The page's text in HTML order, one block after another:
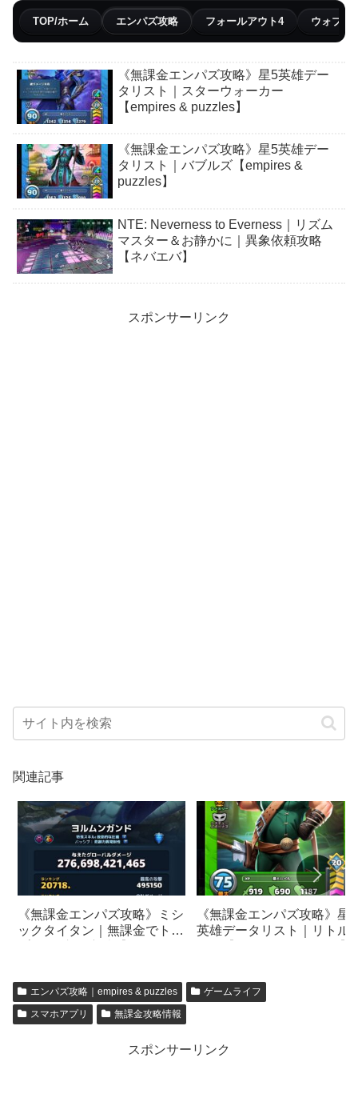
TOP/ホーム エンパズ攻略 フォールアウト4 ウォブリ
《無課金エンパズ攻略》星5英雄デー
タリスト｜スターウォーカー
【empires & puzzles】
《無課金エンパズ攻略》星5英雄デー
タリスト｜バブルズ【empires &
puzzles】
NTE: Neverness to Everness｜リズム
マスター＆お静かに｜異象依頼攻略
【ネバエバ】
スポンサーリンク
関連記事
《無課金エンパズ攻略》ミシ
ックタイタン｜無課金でトッ
《無課金エンパズ攻略》星4
英雄データリスト｜リトル
エンパズ攻略｜empires & puzzles
ゲームライフ
スマホアプリ
無課金攻略情報
スポンサーリンク